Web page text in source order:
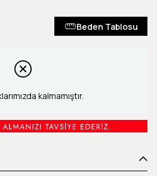
Beden Tablosu
kalmamıştır.